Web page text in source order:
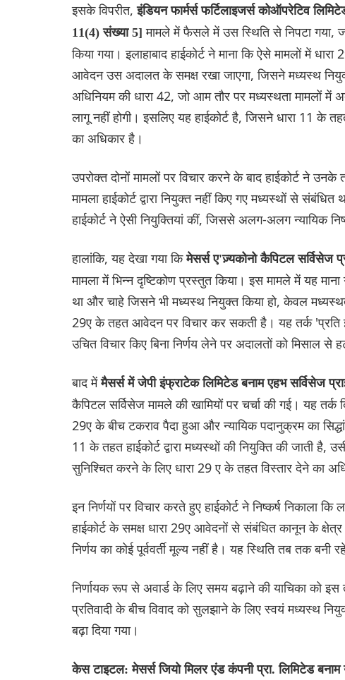
इसके विपरीत,इंडियन फार्मर्स फर्टिलाइजर्स कोऑपरेटिव
11(4) संख्या 5]मामले में फैसले में उस स्थिति से निपटा गया,
किया गया। इलाहाबाद हाईकोर्ट ने माना कि ऐसे मामलों में
आवेदन उस अदालत के समक्ष रखा जाएगा, जिसने मध्यस्थ
अधिनियम की धारा 42, जो आम तौर पर मध्यस्थता मामलों में
लागू नहीं होगी। इसलिए यह हाईकोर्ट है, जिसने धारा 11 के
का अधिकार है।
उपरोक्त दोनों मामलों पर विचार करने के बाद हाईकोर्ट ने
मामला हाईकोर्ट द्वारा नियुक्त नहीं किए गए मध्यस्थों से
हाईकोर्ट ने ऐसी नियुक्तियां कीं, जिससे अलग-अलग न्यायिक
हालांकि, यह देखा गया किमेसर्स ए'ज़्यकोनो कैपिटल सर्विसेज
मामला में भिन्न दृष्टिकोण प्रस्तुत किया। इस मामले में यह माना
था और चाहे जिसने भी मध्यस्थ नियुक्त किया हो, केवल
29ए के तहत आवेदन पर विचार कर सकती है। यह तर्क 'प्रति
उचित विचार किए बिना निर्णय लेने पर अदालतों को मिसाल से
बाद मेंमैसर्स में जेपी इंफ्राटेक लिमिटेड बनाम एहभ सर्विसेज
कैपिटल सर्विसेज मामले की खामियों पर चर्चा की गई। यह
29ए के बीच टकराव पैदा हुआ और न्यायिक पदानुक्रम का
11 के तहत हाईकोर्ट द्वारा मध्यस्थों की नियुक्ति की जाती
सुनिश्चित करने के लिए धारा 29 ए के तहत विस्तार देने का
इन निर्णयों पर विचार करते हुए हाईकोर्ट ने निष्कर्ष
हाईकोर्ट के समक्ष धारा 29ए आवेदनों से संबंधित कानून के
निर्णय का कोई पूर्ववर्ती मूल्य नहीं है। यह स्थिति तब तक
निर्णायक रूप से अवार्ड के लिए समय बढ़ाने की याचिका को
प्रतिवादी के बीच विवाद को सुलझाने के लिए स्वयं मध्यस्थ
बढ़ा दिया गया।
केस टाइटल: मेसर्स जियो मिलर एंड कंपनी प्रा. लिमिटेड